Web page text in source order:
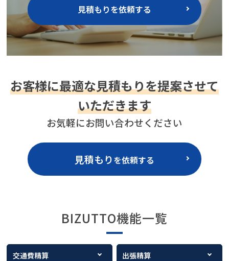
見積もりを依頼する
お客様に最適な見積もりを提案させて
いただきます
お気軽にお問い合わせください
見積もりを依頼する
BIZUTTO機能一覧
交通費精算 出張精算